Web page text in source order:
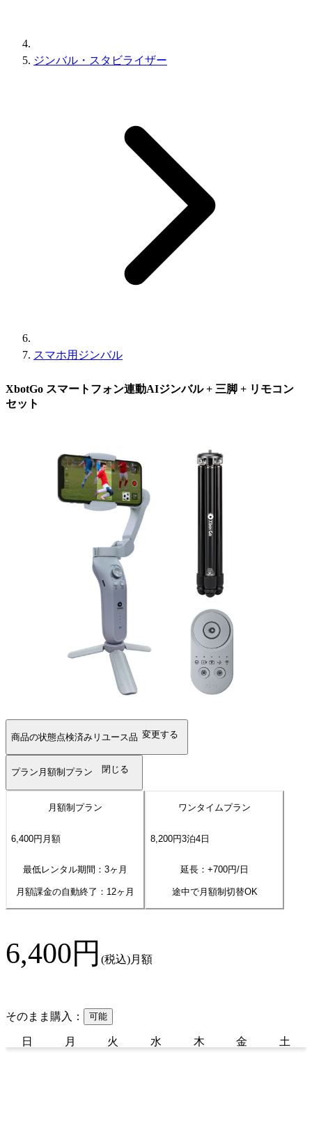
ジンバル・スタビライザー
スマホ用ジンバル
XbotGo スマートフォン連動AIジンバル + 三脚 + リモコン
セット
商品の状態点検済みリユース品 変更する
プラン 月額制プラン 閉じる
月額制プラン
6,400円 月額
最低レンタル期間：3ヶ月
月額課金の自動終了： 12ヶ月
ワンタイムプラン
8,200円3泊4日
延長：+700円/日
途中で月額制切替OK
6,400円 (税込)月額
そのまま購入： 可能
日 月 火 水 木 金 土